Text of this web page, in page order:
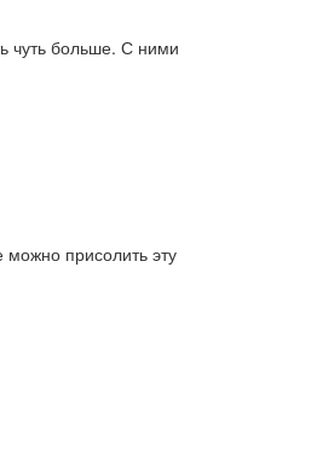
чуть больше. С ними
присолить эту